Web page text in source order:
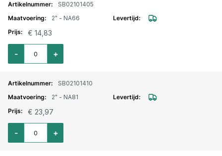
SB02101405
2" - NA66
€ 14,83
Aantal voor Storz lm. aansluitstuk binnendraad 2" - NA66
+
-
SB02101410
2" - NA81
€ 23,97
Aantal voor Storz lm. aansluitstuk binnendraad 2" - NA81
+
-